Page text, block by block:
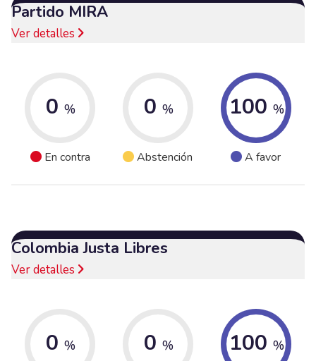
Partido MIRA
Ver detalles
0 %
En contra
0 %
Abstención
100 %
A favor
Colombia Justa Libres
Ver detalles
0 % 0 % 100 %